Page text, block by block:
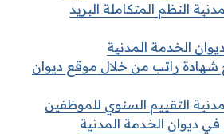
النظم المتكاملة البريد
الخدمة المدنية
راتب من خلال موقع ديوان
التقييم السنوي للموظفين
في ديوان الخدمة المدنية